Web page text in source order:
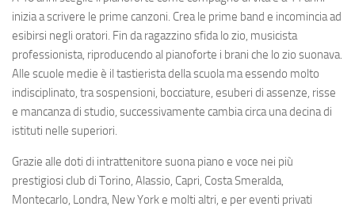
inizia a scrivere le prime canzoni. Crea le prime band e incomincia ad
esibirsi negli oratori. Fin da ragazzino sfida lo zio, musicista
professionista, riproducendo al pianoforte i brani che lo zio suonava.
Alle scuole medie è il tastierista della scuola ma essendo molto
indisciplinato, tra sospensioni, bocciature, esuberi di assenze, risse
e mancanza di studio, successivamente cambia circa una decina di
istituti nelle superiori.
Grazie alle doti di intrattenitore suona piano e voce nei più
prestigiosi club di Torino, Alassio, Capri, Costa Smeralda,
Montecarlo, Londra, New York e molti altri, e per eventi privati